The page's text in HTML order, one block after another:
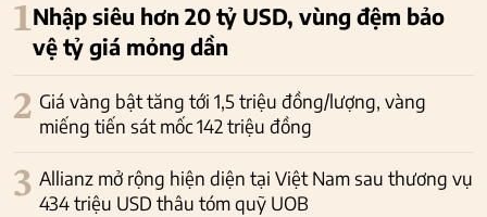
1Nhập siêu hơn 20 tỷ USD, vùng đệm bảo
vệ tỷ giá mỏng dần
2 Giá vàng bật tăng tới 1,5 triệu đồng/lượng, vàng
miếng tiến sát mốc 142 triệu đồng
3 Allianz mở rộng hiện diện tại Việt Nam sau thương vụ
434 triệu USD thâu tóm quỹ UOB